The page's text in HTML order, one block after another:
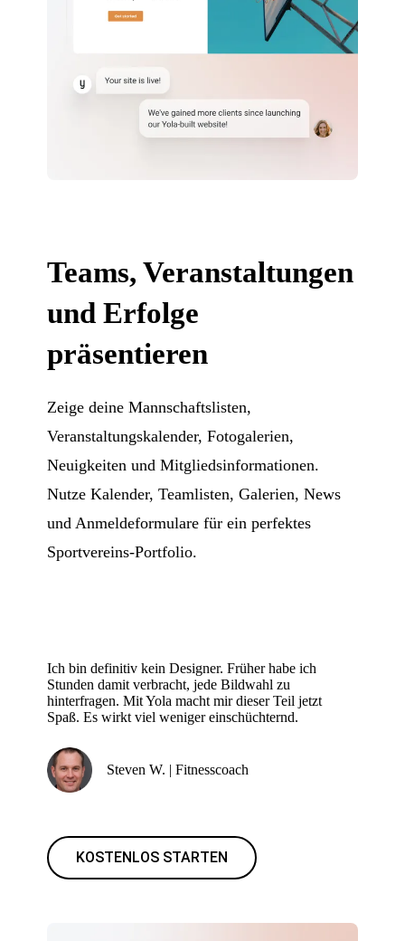
Teams, Veranstaltungen
und Erfolge
präsentieren
Zeige deine Mannschaftslisten,
Veranstaltungskalender, Fotogalerien,
Neuigkeiten und Mitgliedsinformationen.
Nutze Kalender, Teamlisten, Galerien, News
und Anmeldeformulare für ein perfektes
Sportvereins-Portfolio.
Ich bin definitiv kein Designer. Früher habe ich
Stunden damit verbracht, jede Bildwahl zu
hinterfragen. Mit Yola macht mir dieser Teil jetzt
Spaß. Es wirkt viel weniger einschüchternd.
Steven W. | Fitnesscoach
KOSTENLOS STARTEN